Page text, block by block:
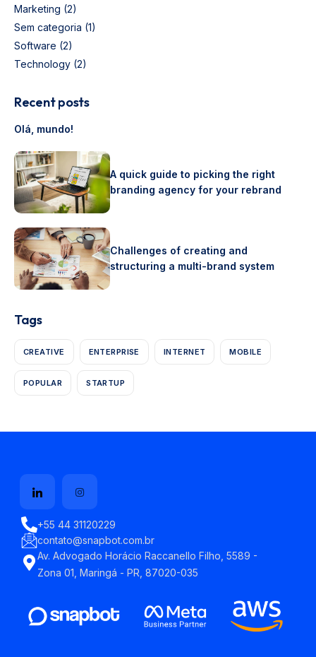
Marketing (2)
Sem categoria (1)
Software (2)
Technology (2)
Recent posts
Olá, mundo!
A quick guide to picking the right
branding agency for your rebrand
Challenges of creating and
structuring a multi-brand system
Tags
CREATIVE ENTERPRISE INTERNET MOBILE
POPULAR STARTUP
+55 44 31120229
contato@snapbot.com.br
Av. Advogado Horácio Raccanello Filho, 5589 -
Zona 01, Maringá - PR, 87020-035